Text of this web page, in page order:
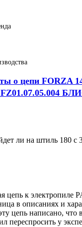
о цепи FORZA
FZ01.07.05.004
ли на штиль 180 с
цепь к электропиле
в описаниях и
цепь написано, что
переспросить у